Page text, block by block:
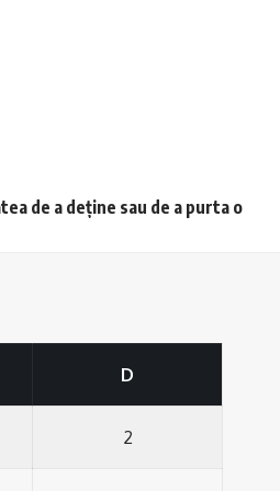
de a deține sau de a purta o
D
2